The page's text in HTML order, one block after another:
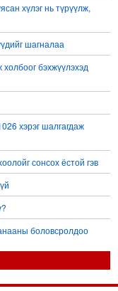
хүлэг нь түрүүлж,
шагналаа
бэхжүүлэхэд
хэрэг шалгагдаж
сонсох ёстой гэв
боловсролдоо
Хэрлэнгийн хөвөөнд